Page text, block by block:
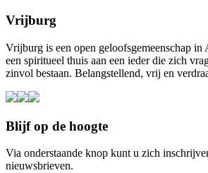
Vrijburg
Vrijburg is een open geloofsgemeenschap in
een spiritueel thuis aan een ieder die zich
zinvol bestaan. Belangstellend, vrij en
Blijf op de hoogte
Via onderstaande knop kunt u zich
nieuwsbrieven.